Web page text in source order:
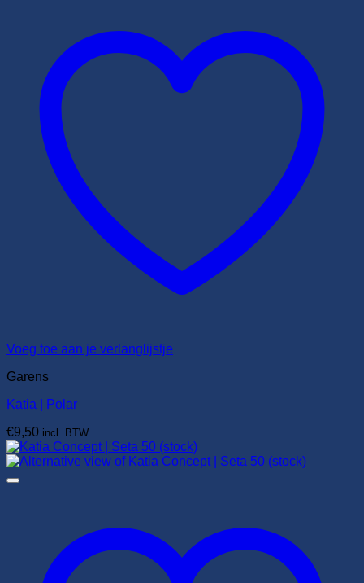
Voeg toe aan je verlanglijstje
Garens
Katia | Polar
€9,50 incl. BTW